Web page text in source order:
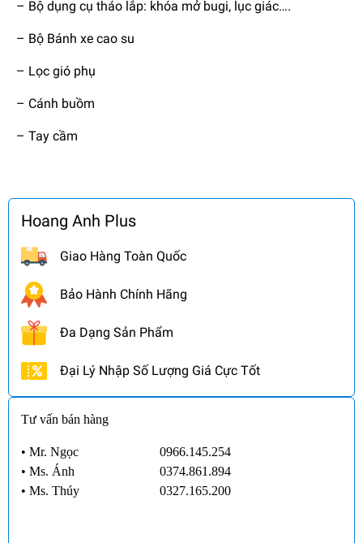
– Bộ dụng cụ tháo lắp: khóa mở bugi, lục giác….
– Bộ Bánh xe cao su
– Lọc gió phụ
– Cánh buồm
– Tay cầm
Hoang Anh Plus
Giao Hàng Toàn Quốc
Bảo Hành Chính Hãng
Đa Dạng Sản Phẩm
Đại Lý Nhập Số Lượng Giá Cực Tốt
Tư vấn bán hàng
• Mr. Ngọc
0966.145.254
• Ms. Ánh
0374.861.894
• Ms. Thúy 0327.165.200